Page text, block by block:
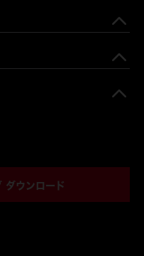
ダウンロード